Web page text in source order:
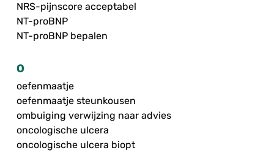
NRS-pijnscore acceptabel
NT-proBNP
NT-proBNP bepalen
O
oefenmaatje
oefenmaatje steunkousen
ombuiging verwijzing naar advies
oncologische ulcera
oncologische ulcera biopt